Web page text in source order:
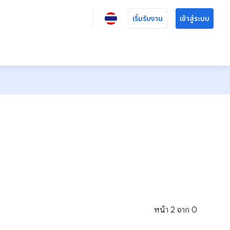
เริ่มรับงาน เข้าสู่ระบบ
หน้า 2 จาก 0